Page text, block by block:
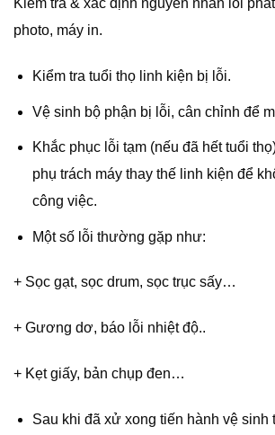
Kiểm tra & xác định nguyên nhân lỗi
photo, máy in.
Kiểm tra tuổi thọ linh kiện bị lỗi.
Vệ sinh bộ phận bị lỗi, cân chỉnh để
Khắc phục lỗi tạm (nếu đã hết tuổi
phụ trách máy thay thế linh kiện để
công việc.
Một số lỗi thường gặp như:
+ Sọc gạt, sọc drum, sọc trục sấy…
+ Gương dơ, báo lỗi nhiệt độ..
+ Kẹt giấy, bản chụp đen…
Sau khi đã xử xong tiến hành vệ sinh